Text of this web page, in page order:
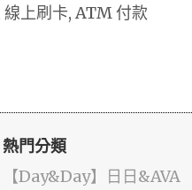
上刷卡, ATM 付款
熱門分類
️【Day&Day】️日日&AVA